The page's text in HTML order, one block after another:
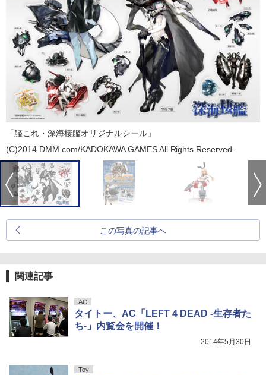
「艦これ・深海棲艦オリジナルシール」
(C)2014 DMM.com/KADOKAWA GAMES All Rights Reserved.
この写真の記事へ
関連記事
AC
タイトー、AC「LEFT 4 DEAD -生存者た
ち-」内覧会を開催！
2014年5月30日
Toy